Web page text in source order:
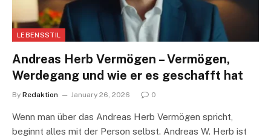
LEBENSSTIL
Andreas Herb Vermögen – Vermögen,
Werdegang und wie er es geschafft hat
By Redaktion January 26, 2026 0
Wenn man über das Andreas Herb Vermögen spricht,
beginnt alles mit der Person selbst. Andreas W. Herb ist